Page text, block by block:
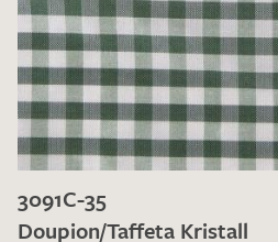
3091C-35
Doupion/Taffeta Kristall